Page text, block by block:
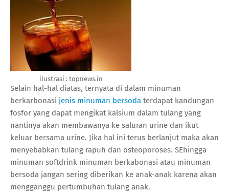
ilustrasi : topnews.in
Selain hal-hal diatas, ternyata di dalam minuman
berkarbonasi jenis minuman bersoda terdapat kandungan
fosfor yang dapat mengikat kalsium dalam tulang yang
nantinya akan membawanya ke saluran urine dan ikut
keluar bersama urine. Jika hal ini terus berlanjut maka akan
menyebabkan tulang rapuh dan osteoporoses. SEhingga
minuman softdrink minuman berkabonasi atau minuman
bersoda jangan sering diberikan ke anak-anak karena akan
mengganggu pertumbuhan tulang anak.